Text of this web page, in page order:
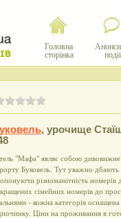
Головна
сторінка
події
, урочище
"Мафа" являє собою
Буковель. Тут уважно
різноманітність
сімейних номерів до
- кожна категорія
Ціни на проживання в